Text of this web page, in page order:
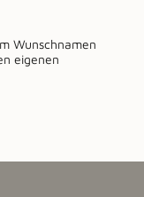
Wunschnamen
eigenen